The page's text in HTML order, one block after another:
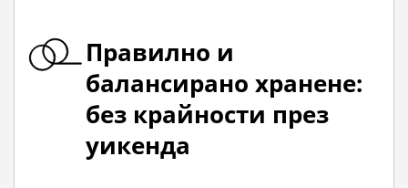
Правилно и
балансирано хранене:
без крайности през
уикенда